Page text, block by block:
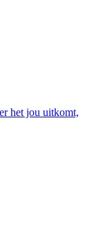
het jou uitkomt,